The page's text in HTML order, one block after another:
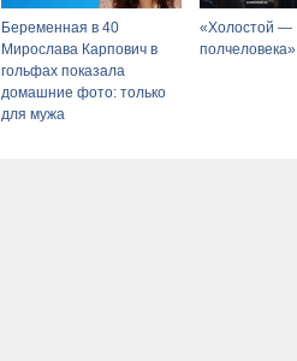
Беременная в 40
Мирослава Карпович в
гольфах показала
домашние фото: только
для мужа
«Холостой —
полчеловека»